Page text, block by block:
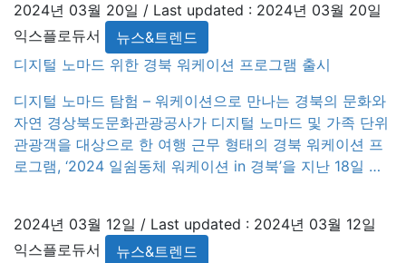
2024년 03월 20일 / Last updated : 2024년 03월 20일
익스플로듀서
뉴스&트렌드
디지털 노마드 위한 경북 워케이션 프로그램 출시
디지털 노마드 탐험 – 워케이션으로 만나는 경북의 문화와
자연 경상북도문화관광공사가 디지털 노마드 및 가족 단위
관광객을 대상으로 한 여행 근무 형태의 경북 워케이션 프
로그램, ‘2024 일쉼동체 워케이션 in 경북’을 지난 18일 발
경북의 아름다운 자연 속에서 편안하게 일하고 쉬며 다양
한 문화 체험도 할 […]
2024년 03월 12일 / Last updated : 2024년 03월 12일
익스플로듀서
뉴스&트렌드